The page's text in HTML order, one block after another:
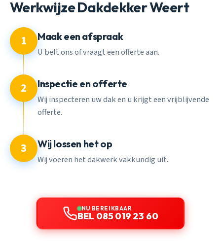
Werkwijze Dakdekker Weert
1 Maak een afspraak
U belt ons of vraagt een offerte aan.
2 Inspectie en offerte
Wij inspecteren uw dak en u krijgt een vrijblijvende
offerte.
3 Wij lossen het op
Wij voeren het dakwerk vakkundig uit.
NU BEREIKBAAR
BEL 085 019 23 60